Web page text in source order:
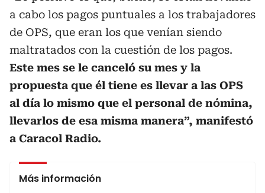
a cabo los pagos puntuales a los trabajadores
de OPS, que eran los que venían siendo
maltratados con la cuestión de los pagos.
Este mes se le canceló su mes y la
propuesta que él tiene es llevar a las OPS
al día lo mismo que el personal de nómina,
llevarlos de esa misma manera”, manifestó
a Caracol Radio.
Más información